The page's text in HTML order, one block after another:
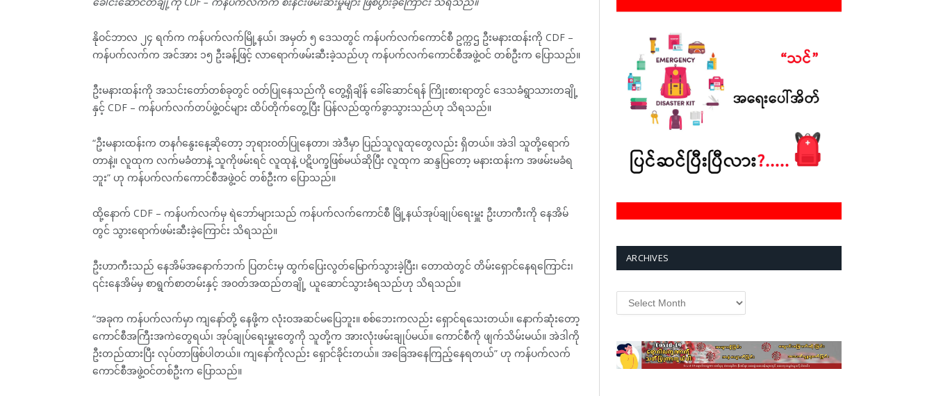
နိုဝင်ဘာလ ၂၄ ရက်က ကန်ပက်လက်မြို့နယ်၊ အမှတ် ၅ ဒေသတွင် ကန်ပက်လက်ကောင်စီ ဥက္ကဌ ဦးမနားထန်းကို CDF –
ကန်ပက်လက်က အင်အား ၁၅ ဦးခန့်ဖြင့် လာရောက်ဖမ်းဆီးခဲ့သည်ဟု ကန်ပက်လက်ကောင်စီအဖွဲ့ဝင် တစ်ဦးက ပြောသည်။
ဦးမနားထန်းကို အသင်းတော်တစ်ခုတွင် ဝတ်ပြုနေသည်ကို တွေ့ရှိချိန် ခေါ်ဆောင်ရန် ကြိုးစားရာတွင် ဒေသခံရွာသားတချို့
နှင့် CDF – ကန်ပက်လက်တပ်ဖွဲ့ဝင်များ ထိပ်တိုက်တွေ့ပြီး ပြန်လည်ထွက်ခွာသွားသည်ဟု သိရသည်။
“ဦးမနားထန်းက တနင်္ဂနွေးနေ့ဆိုတော့ ဘုရားဝတ်ပြုနေတာ၊ အဲဒီမှာ ပြည်သူလူထုတွေလည်း ရှိတယ်။ အဲဒါ သူတို့ရောက်
တာနဲ့။ လူထုက လက်မခံတာနဲ့ သူကိုဖမ်းရင် လူထုနဲ့ ပဋိပက္ခဖြစ်မယ်ဆိုပြီး လူထုက ဆန္ဒပြတော့ မနားထန်းက အဖမ်းမခံရ
ဘူး” ဟု ကန်ပက်လက်ကောင်စီအဖွဲ့ဝင် တစ်ဦးက ပြောသည်။
ထို့နောက် CDF – ကန်ပက်လက်မှ ရဲဘော်များသည် ကန်ပက်လက်ကောင်စီ မြို့နယ်အုပ်ချုပ်ရေးမှူး ဦးဟာကီးကို နေအိမ်
တွင် သွားရောက်ဖမ်းဆီးခဲ့ကြောင်း သိရသည်။
ဦးဟာကီးသည် နေအိမ်အနောက်ဘက် ပြတင်းမှ ထွက်ပြေးလွတ်မြောက်သွားခဲ့ပြီး၊ တောထဲတွင် တိမ်းရှောင်နေရကြောင်း၊
၎င်းနေအိမ်မှ စာရွက်စာတမ်းနှင့် အဝတ်အထည်တချို့ ယူဆောင်သွားခံရသည်ဟု သိရသည်။
“အခုက ကန်ပက်လက်မှာ ကျနော်တို့ နေဖို့က လုံးဝအဆင်မပြေဘူး။ စစ်ဘေးကလည်း ရှောင်ရသေးတယ်။ နောက်ဆုံးတော့
ကောင်စီအကြီးအကဲတွေရယ်၊ အုပ်ချုပ်ရေးမှူးတွေကို သူတို့က အားလုံးဖမ်းချုပ်မယ်။ ကောင်စီကို ဖျက်သိမ်းမယ်။ အဲဒါကို
ဦးတည်ထားပြီး လုပ်တာဖြစ်ပါတယ်။ ကျနော်ကိုလည်း ရှောင်ခိုင်းတယ်။ အခြေအနေကြည့်နေရတယ်” ဟု ကန်ပက်လက်
ကောင်စီအဖွဲ့ဝင်တစ်ဦးက ပြောသည်။
ARCHIVES
Archives